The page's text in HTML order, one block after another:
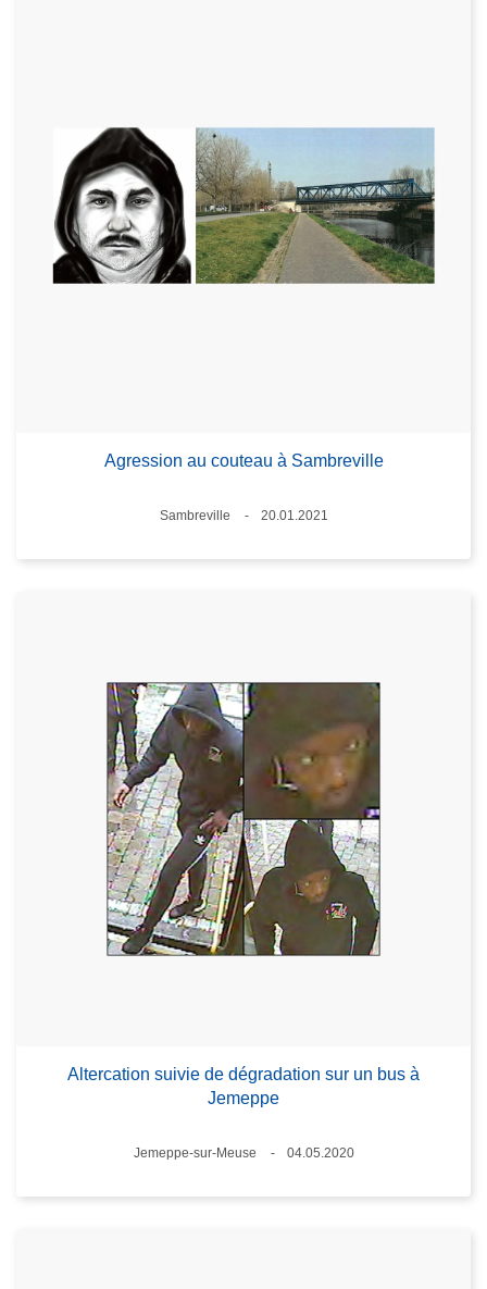
Agression au couteau à Sambreville
Standort
Sambreville
20.01.2021
Altercation suivie de dégradation sur un bus à
Jemeppe
Standort
Jemeppe-sur-Meuse
04.05.2020